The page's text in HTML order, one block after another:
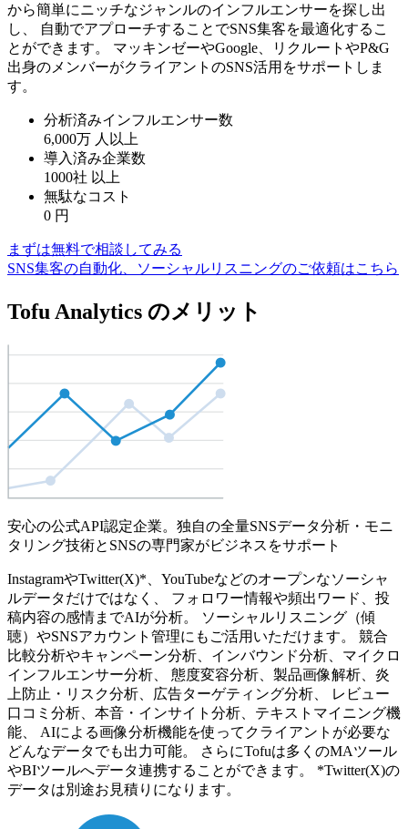
から簡単にニッチなジャンルのインフルエンサーを探し出
し、 自動でアプローチすることでSNS集客を最適化するこ
とができます。 マッキンゼーやGoogle、リクルートやP&G
出身のメンバーがクライアントのSNS活用をサポートしま
す。
分析済みインフルエンサー数
6,000万 人以上
導入済み企業数
1000社 以上
無駄なコスト
0 円
まずは無料で相談してみる
SNS集客の自動化、ソーシャルリスニングのご依頼はこちら
Tofu Analytics のメリット
安心の公式API認定企業。独自の全量SNSデータ分析・モニ
タリング技術とSNSの専門家がビジネスをサポート
InstagramやTwitter(X)*、YouTubeなどのオープンなソーシャ
ルデータだけではなく、 フォロワー情報や頻出ワード、投
稿内容の感情までAIが分析。 ソーシャルリスニング（傾
聴）やSNSアカウント管理にもご活用いただけます。 競合
比較分析やキャンペーン分析、インバウンド分析、マイクロ
インフルエンサー分析、 態度変容分析、製品画像解析、炎
上防止・リスク分析、広告ターゲティング分析、 レビュー
口コミ分析、本音・インサイト分析、テキストマイニング機
能、 AIによる画像分析機能を使ってクライアントが必要な
どんなデータでも出力可能。 さらにTofuは多くのMAツール
やBIツールへデータ連携することができます。 *Twitter(X)の
データは別途お見積りになります。